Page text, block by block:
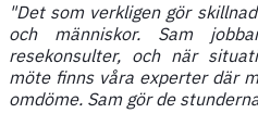
"Det som verkligen gör
och människor. Sam
resekonsulter, och när
möte finns våra experter där
omdöme. Sam gör de